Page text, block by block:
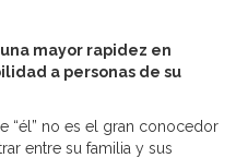
mayor rapidez en
a personas de su
“él” no es el gran conocedor
entre su familia y sus